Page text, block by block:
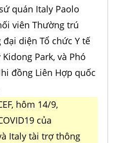
quán Italy Paolo
viên Thường trú
diện Tổ chức Y tế
Park, và Phó
đồng Liên Hợp quốc
hôm 14/9,
của
Italy tài trợ thông